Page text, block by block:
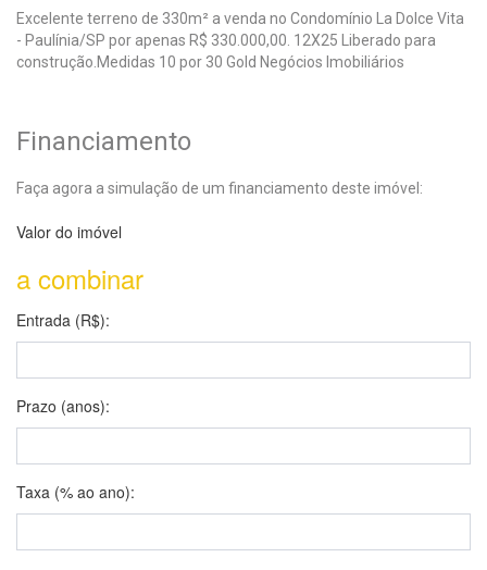
Excelente terreno de 330m² a venda no Condomínio La Dolce Vita
- Paulínia/SP por apenas R$ 330.000,00. 12X25 Liberado para
construção.Medidas 10 por 30 Gold Negócios Imobiliários
Financiamento
Faça agora a simulação de um financiamento deste imóvel:
Valor do imóvel
a combinar
Entrada (R$):
Prazo (anos):
Taxa (% ao ano):